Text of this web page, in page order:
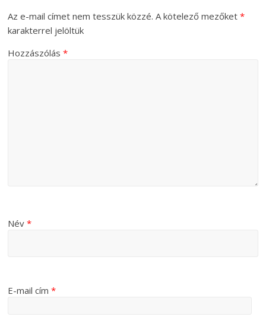
Az e-mail címet nem tesszük közzé. A kötelező mezőket*
karakterrel jelöltük
Hozzászólás*
Név*
E-mail cím*